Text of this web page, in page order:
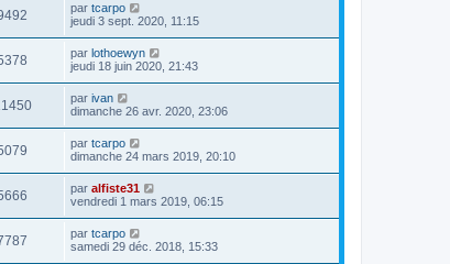
par tcarpo
jeudi 3 sept. 2020, 11:15
par lothoewyn
jeudi 18 juin 2020, 21:43
par ivan
dimanche 26 avr. 2020, 23:06
par tcarpo
dimanche 24 mars 2019, 20:10
par alfiste31
vendredi 1 mars 2019, 06:15
par tcarpo
samedi 29 déc. 2018, 15:33